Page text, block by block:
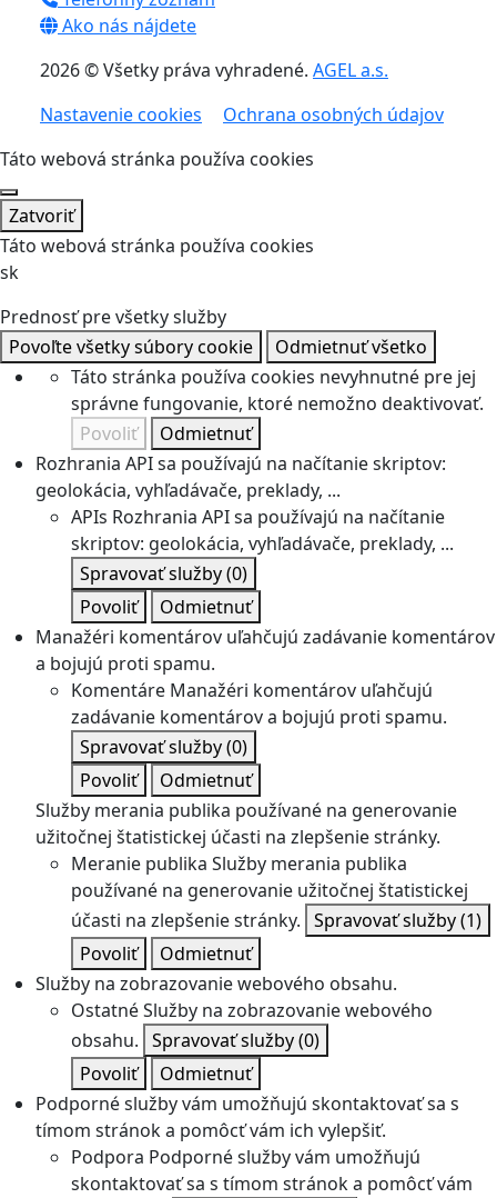
Ako nás nájdete
2026 © Všetky práva vyhradené. AGEL a.s.
Nastavenie cookies
Ochrana osobných údajov
Táto webová stránka používa cookies
Zatvoriť
Táto webová stránka používa cookies
sk
Prednosť pre všetky služby
Povoľte všetky súbory cookie
Odmietnuť všetko
Táto stránka používa cookies nevyhnutné pre jej
správne fungovanie, ktoré nemožno deaktivovať.
Povoliť
Odmietnuť
Rozhrania API sa používajú na načítanie skriptov:
geolokácia, vyhľadávače, preklady, ...
APIs Rozhrania API sa používajú na načítanie
skriptov: geolokácia, vyhľadávače, preklady, ...
Spravovať služby(0)
Povoliť
Odmietnuť
Manažéri komentárov uľahčujú zadávanie komentárov
a bojujú proti spamu.
Komentáre Manažéri komentárov uľahčujú
zadávanie komentárov a bojujú proti spamu.
Spravovať služby(0)
Povoliť
Odmietnuť
Služby merania publika používané na generovanie
užitočnej štatistickej účasti na zlepšenie stránky.
Meranie publika Služby merania publika
používané na generovanie užitočnej štatistickej
účasti na zlepšenie stránky. Spravovať služby(1)
Povoliť
Odmietnuť
Služby na zobrazovanie webového obsahu.
OstatnéSlužby na zobrazovanie webového
obsahu. Spravovať služby(0)
Povoliť
Odmietnuť
Podporné služby vám umožňujú skontaktovať sa s
tímom stránok a pomôcť vám ich vylepšiť.
Podpora Podporné služby vám umožňujú
skontaktovať sa s tímom stránok a pomôcť vám